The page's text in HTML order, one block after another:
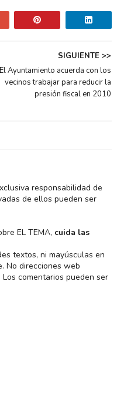
SIGUIENTE >>
El Ayuntamiento acuerda con los
vecinos trabajar para reducir la
presión fiscal en 2010
responsabilidad de
de ellos pueden ser
EL TEMA, cuida las
textos, ni mayúsculas en
No direcciones web
comentarios pueden ser